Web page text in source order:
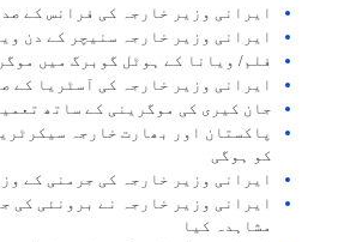
ایرانی وزیر خارجہ کی فرانس کے
ایرانی وزیر خارجہ سنیچر کے دن
فلم/ ویانا کے ہوٹل گوبرگ میں
ایرانی وزير خارجہ کی آسٹریا کے
جان کیری کی موگرینی کے ساتھ
كو ہوگی
ایرانی وزیر خارجہ کی جرمنی کے
ایرانی وزیر خارجہ نے برونئی کی
مشاہدہ کیا